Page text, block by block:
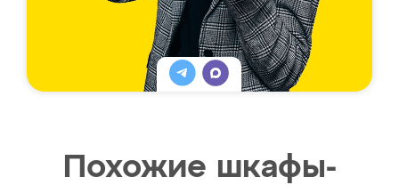
Похожие шкафы-